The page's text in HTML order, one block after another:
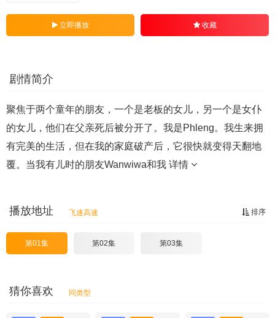
立即播放 收藏
剧情简介
聚焦于两个童年的朋友，一个是老板的女儿，另一个是女仆
的女儿，他们在父亲死后被分开了。我是Phleng。我生来拥
有完美的生活，但在我的家庭破产后，它很快就变得天翻地
覆。当我有儿时的朋友Wanwiwa和我 详情
排序
播放地址 飞速高速
第01集 第02集 第03集
猜你喜欢 同类型